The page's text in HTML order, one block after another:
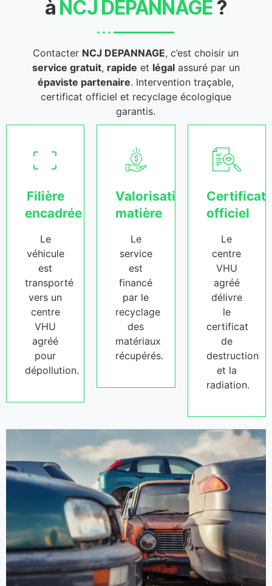
à NCJ DEPANNAGE ?
Contacter NCJ DEPANNAGE, c’est choisir un
service gratuit, rapide et légalassuré par un
épaviste partenaire. Intervention traçable,
certificat officiel et recyclage écologique
garantis.
Filière
encadrée
Le
véhicule
est
transporté
vers un
centre
VHU
agréé
pour
dépollution.
Valorisation
matière
Le
service
est
financé
par le
recyclage
des
matériaux
récupérés.
Certificat
officiel
Le
centre
VHU
agréé
délivre
le
certificat
de
destruction
et la
radiation.